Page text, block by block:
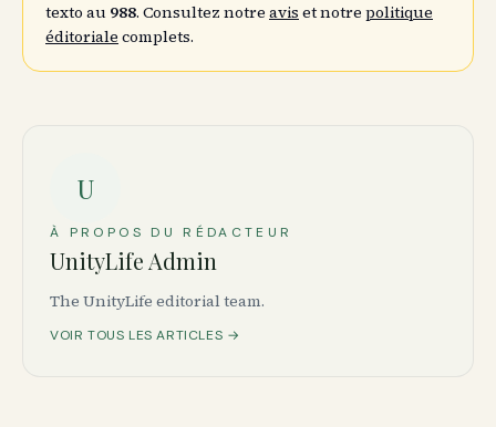
texto au 988. Consultez notre avis et notre politique
éditoriale complets.
U
À PROPOS DU RÉDACTEUR
UnityLife Admin
The UnityLife editorial team.
VOIR TOUS LES ARTICLES →